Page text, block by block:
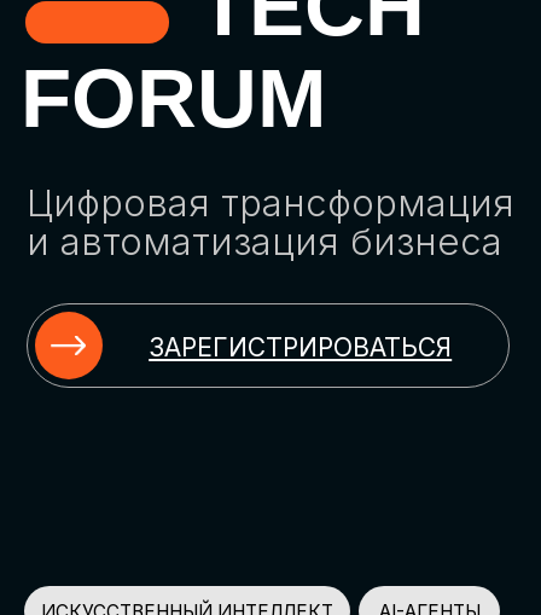
Цифровая трансформация
и автоматизация бизнеса
ЗАРЕГИСТРИРОВАТЬСЯ
ИСКУССТВЕННЫЙ ИНТЕЛЛЕКТ
КЭДО
ЦИФРОВИЗАЦИЯ
АВТОМАТИЗАЦИЯ HR ЧАТ-БОТЫ
ИМПОРТОЗАМЕЩЕНИЕ